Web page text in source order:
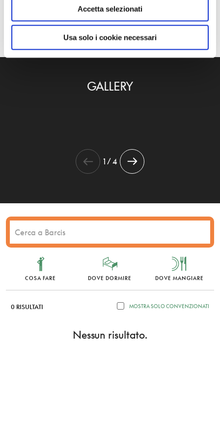
Accetta selezionati
Usa solo i cookie necessari
COSA FARE DOVE DORMIRE DOVE MANGIARE
0 RISULTATI MOSTRA SOLO CONVENZIONATI
Nessun risultato.
GALLERY
1 / 4